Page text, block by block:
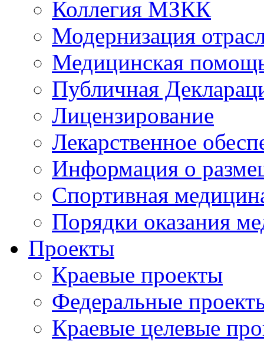
Коллегия МЗКК
Модернизация
Медицинская
Публичная
Лицензирование
Лекарственное
Информация о
Спортивная
Порядки оказания
Проекты
Краевые проекты
Федеральные
Краевые целевые